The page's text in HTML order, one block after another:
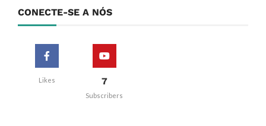
CONECTE-SE A NÓS
Likes 7
Subscribers